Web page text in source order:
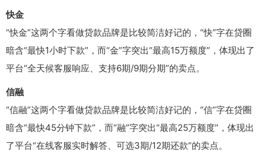
快金
“快金”这两个字看做贷款品牌是比较简洁好记的，“快”字在贷圈
暗含“最快1小时下款”，而“金”字突出“最高15万额度”，体现出了
平台“全天候客服响应、支持6期/9期分期”的卖点。
信融
“信融”这两个字看做贷款品牌是比较简洁好记的，“信”字在贷圈
暗含“最快45分钟下款”，而“融”字突出“最高25万额度”，体现出
了平台“在线客服实时解答、可选3期/12期还款”的卖点。